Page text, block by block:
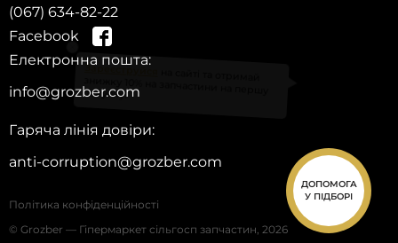
ДОПОМОГА
У ПІДБОРІ
(067) 634-82-22
Facebook
Електронна пошта:
info@grozber.com
Гаряча лінія довіри:
anti-corruption@grozber.com
© Grozber — Гіпермаркет сільгосп запчастин, 2026
Політика конфіденційності
Зареєструйся
покупку!